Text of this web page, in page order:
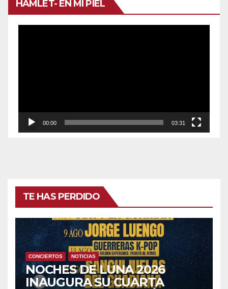
HAMLET- EN MI PIEL
00:00 03:31
TE HAS PERDIDO
CONCIERTOS NOTICIAS
NOCHES DE LUNA 2026
INAUGURA SU CUARTA